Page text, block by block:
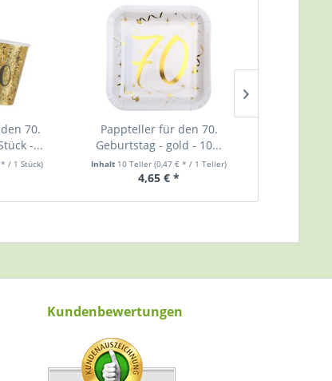
70.
-...
/ 1 Stück)
Pappteller für den 70.
Geburtstag - gold - 10...
Inhalt 10 Teller(0,47 € * / 1 Teller)
4,65 € *
Kundenbewertungen